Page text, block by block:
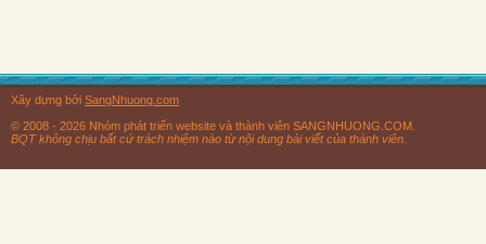
Xây dựng bởi SangNhuong.com
© 2008 - 2026 Nhóm phát triển website và thành viên SANGNHUONG.COM.
BQT không chịu bất cứ trách nhiệm nào từ nội dung bài viết của thành viên.